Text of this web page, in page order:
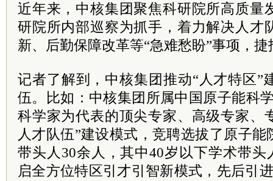
近年来，中核集团聚焦科研院所高质量
研院所内部巡察为抓手，着力解决人才
新、后勤保障改革等“急难愁盼”事项，
记者了解到，中核集团推动“人才特区”
伍。比如：中核集团所属中国原子能科
科学家为代表的顶尖专家、高级专家、
人才队伍”建设模式，竞聘选拔了原子
带头人30余人，其中40岁以下学术带头
启全方位特区引才引智新模式，先后引